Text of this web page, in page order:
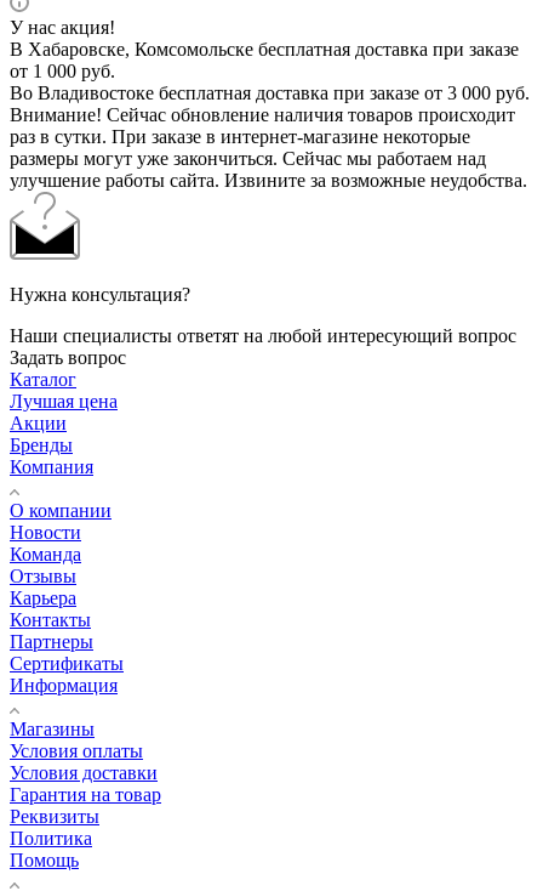
У нас акция!
В Хабаровске, Комсомольске бесплатная доставка при заказе
от 1 000 руб.
Во Владивостоке бесплатная доставка при заказе от 3 000 руб.
Внимание! Сейчас обновление наличия товаров происходит
раз в сутки. При заказе в интернет-магазине некоторые
размеры могут уже закончиться. Сейчас мы работаем над
улучшение работы сайта. Извините за возможные неудобства.
Нужна консультация?
Наши специалисты ответят на любой интересующий вопрос
Задать вопрос
Каталог
Лучшая цена
Акции
Бренды
Компания
О компании
Новости
Команда
Отзывы
Карьера
Контакты
Партнеры
Сертификаты
Информация
Магазины
Условия оплаты
Условия доставки
Гарантия на товар
Реквизиты
Политика
Помощь